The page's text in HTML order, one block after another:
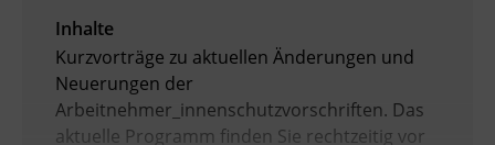
Inhalte
Kurzvorträge zu aktuellen Änderungen und
Neuerungen der
Arbeitnehmer_innenschutzvorschriften. Das
aktuelle Programm finden Sie rechtzeitig vor